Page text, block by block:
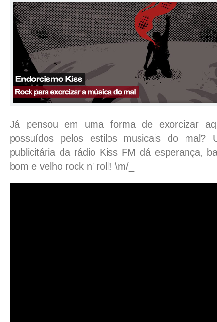
Já pensou em uma forma de exorcizar
possuídos pelos estilos musicais do mal?
publicitária da rádio Kiss FM dá esperança,
bom e velho rock n’ roll! \m/_